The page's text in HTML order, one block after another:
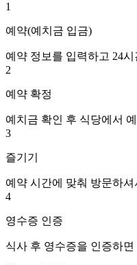
1
예약(예치금 입금)
예약 정보를 입력하고 24
2
예약 확정
예치금 확인 후 식당에서
3
즐기기
예약 시간에 맞춰 방문하
4
영수증 인증
식사 후 영수증을 인증하